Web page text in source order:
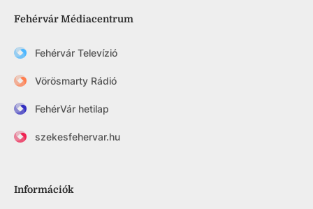
Fehérvár Médiacentrum
Fehérvár Televízió
Vörösmarty Rádió
FehérVár hetilap
szekesfehervar.hu
Információk